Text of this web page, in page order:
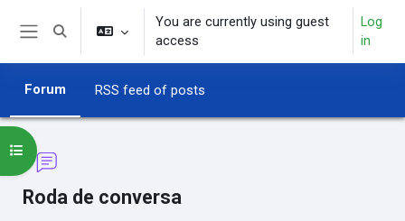
Skip to main content
Toggle search input
You are currently using guest
access
Log
in
Forum RSS feed of posts
Roda de conversa
Open course index